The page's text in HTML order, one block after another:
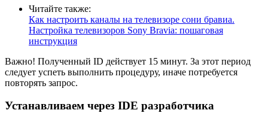
Читайте также:
Как настроить каналы на телевизоре сони бравиа.
Настройка телевизоров Sony Bravia: пошаговая
инструкция
Важно! Полученный ID действует 15 минут. За этот период
следует успеть выполнить процедуру, иначе потребуется
повторять запрос.
Устанавливаем через IDE разработчика